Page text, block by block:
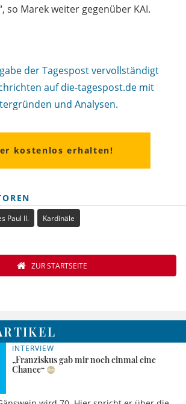
so Marek weiter gegenüber KAI.
der Tagespost vervollständigt
auf die-tagespost.de mit
und Analysen.
kostenlos erhalten!
Paul II. Kardinäle
ZUR STARTSEITE
INTERVIEW
„Franziskus gab mir noch einmal eine
Chance“